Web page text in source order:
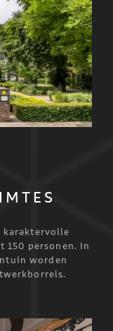
karaktervolle
personen. In
worden